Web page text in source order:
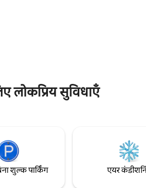
लोकप्रिय सुविधाएँ
शुल्क पार्किंग एयर